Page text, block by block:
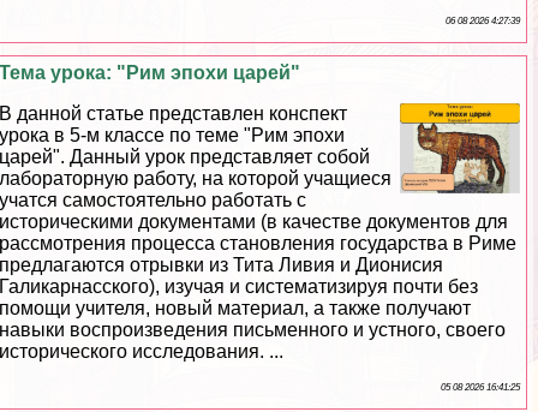
06 08 2026 4:27:39
Тема урока: "Рим эпохи царей"
В данной статье представлен конспект
урока в 5-м классе по теме "Рим эпохи
царей". Данный урок представляет собой
лабораторную работу, на которой учащиеся
учатся самостоятельно работать с
историческими документами (в качестве документов для
рассмотрения процесса становления государства в Риме
предлагаются отрывки из Тита Ливия и Дионисия
Галикарнасского), изучая и систематизируя почти без
помощи учителя, новый материал, а также получают
навыки воспроизведения письменного и устного, своего
исторического исследования. ...
05 08 2026 16:41:25